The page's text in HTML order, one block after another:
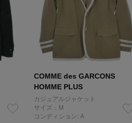
COMME des GARCONS
HOMME PLUS
カジュアルジャケット
サイズ：M
コンディション: A